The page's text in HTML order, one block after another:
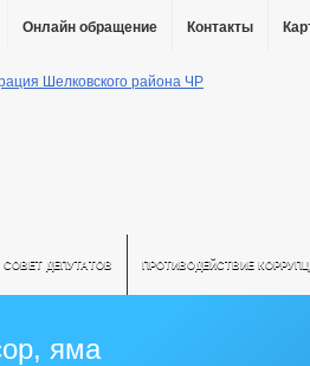
Онлайн обращение Контакты
СОВЕТ ДЕПУТАТОВ ПРОТИВОДЕЙСТВИЕ
яма